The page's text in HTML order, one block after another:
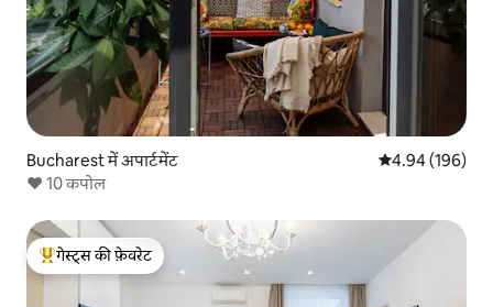
Bucharest में अपार्टमेंट औसत रेटिंग 5 में से
4.94 (196)
♥ 10 कपोल
गेस्ट्स का टॉप फ़ेवरेट
गेस्ट्स की फ़ेवरेट